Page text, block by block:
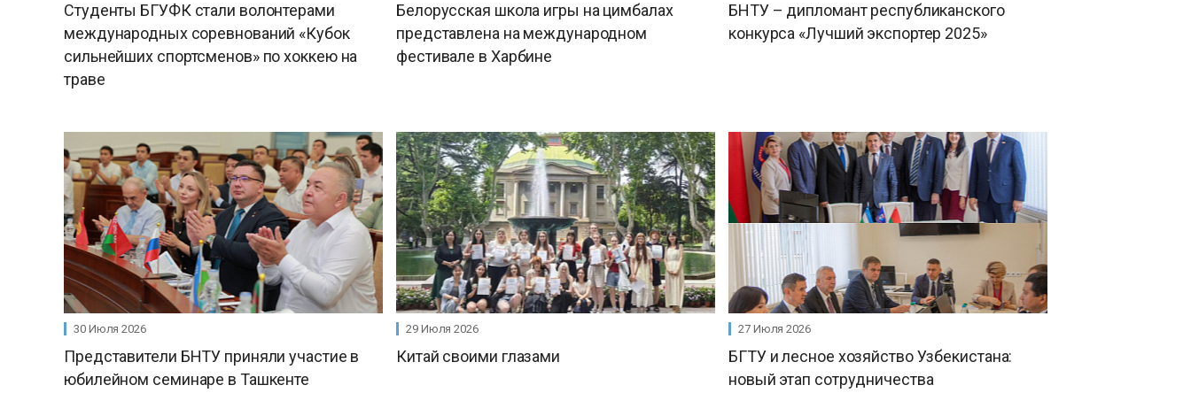
Студенты БГУФК стали волонтерами
международных соревнований «Кубок
сильнейших спортсменов» по хоккею на
траве
Белорусская школа игры на цимбалах
представлена на международном
фестивале в Харбине
БНТУ – дипломант республиканского
конкурса «Лучший экспортер 2025»
30 Июля 2026
Представители БНТУ приняли участие в
юбилейном семинаре в Ташкенте
29 Июля 2026
Китай своими глазами
27 Июля 2026
БГТУ и лесное хозяйство Узбекистана:
новый этап сотрудничества